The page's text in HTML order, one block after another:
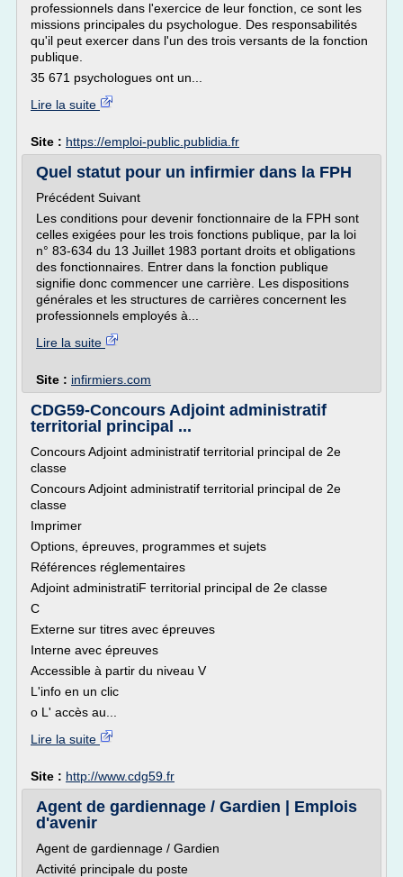
professionnels dans l'exercice de leur fonction, ce sont les
missions principales du psychologue. Des responsabilités
qu'il peut exercer dans l'un des trois versants de la fonction
publique.
35 671 psychologues ont un...
Lire la suite
Site : https://emploi-public.publidia.fr
Quel statut pour un infirmier dans la FPH
Précédent Suivant
Les conditions pour devenir fonctionnaire de la FPH sont
celles exigées pour les trois fonctions publique, par la loi
n° 83-634 du 13 Juillet 1983 portant droits et obligations
des fonctionnaires. Entrer dans la fonction publique
signifie donc commencer une carrière. Les dispositions
générales et les structures de carrières concernent les
professionnels employés à...
Lire la suite
Site : infirmiers.com
CDG59-Concours Adjoint administratif
territorial principal ...
Concours Adjoint administratif territorial principal de 2e
classe
Concours Adjoint administratif territorial principal de 2e
classe
Imprimer
Options, épreuves, programmes et sujets
Références réglementaires
Adjoint administratiF territorial principal de 2e classe
C
Externe sur titres avec épreuves
Interne avec épreuves
Accessible à partir du niveau V
L'info en un clic
o L' accès au...
Lire la suite
Site : http://www.cdg59.fr
Agent de gardiennage / Gardien | Emplois
d'avenir
Agent de gardiennage / Gardien
Activité principale du poste